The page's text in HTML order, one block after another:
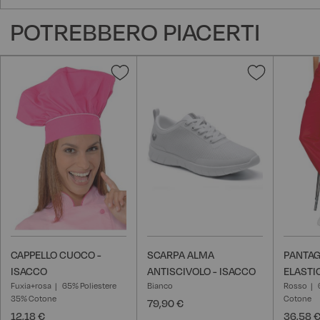
POTREBBERO PIACERTI
Aggiungi
desideri
CAPPELLO CUOCO -
ISACCO
Fuxia+rosa
65% Poliestere
35% Cotone
12,18 €
Aggiungi
desideri
SCARPA ALMA
ANTISCIVOLO - ISACCO
Bianco
79,90 €
Rosso
Cotone
36,58 €